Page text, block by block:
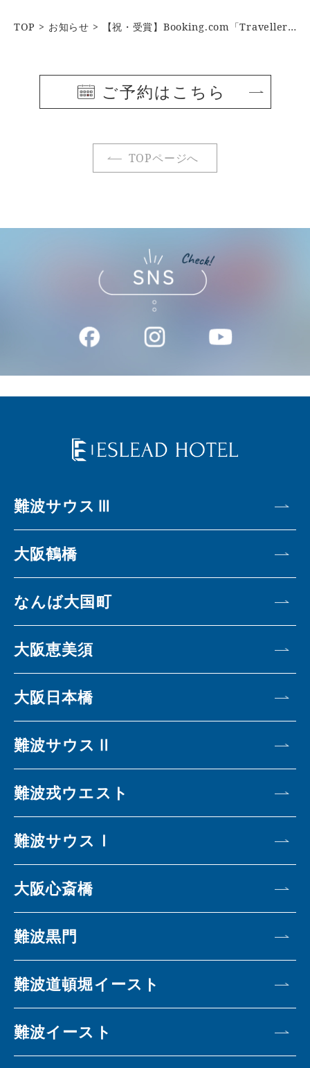
TOP お知らせ 【祝・受賞】Booking.com「Traveller Review Awards 2026」にて高評価を獲得しました
ご予約はこちら
TOPページへ
難波サウスⅢ
大阪鶴橋
なんば大国町
大阪恵美須
大阪日本橋
難波サウスⅡ
難波戎ウエスト
難波サウスⅠ
大阪心斎橋
難波黒門
難波道頓堀イースト
難波イースト